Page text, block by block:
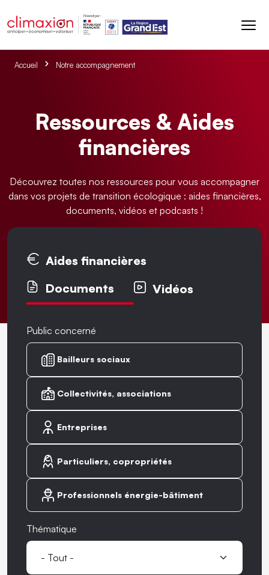
Accueil Notre accompagnement
Ressources & Aides
financières
Découvrez toutes nos ressources pour vous accompagner
dans vos projets de transition écologique : aides financières,
documents, vidéos et podcasts !
Onglets principaux
Aides financières
Documents
Vidéos
Public concerné
Bailleurs sociaux
Collectivités, associations
Entreprises
Particuliers, copropriétés
Professionnels énergie-bâtiment
Thématique